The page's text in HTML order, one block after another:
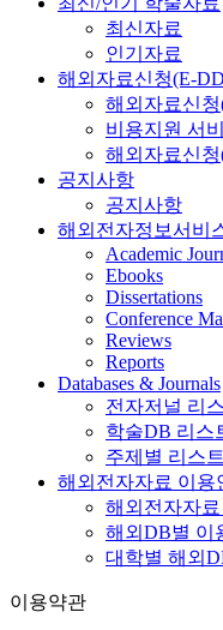
최신자료
인기자료
해외자료신청(E-
해외자료신
비용지원 서
해외자료신
공지사항
공지사항
해외전자정보서비
Academic
Ebooks
Dissertations
Conference
Reviews
Reports
Databases & Journals
전자저널 리
학술DB 리스
주제별 리스트
해외전자자료 이용
해외전자자
해외DB별 이
대학별 해외
이용약관